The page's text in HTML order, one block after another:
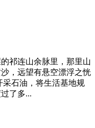
祁连山余脉里，那里山
，远望有悬空漂浮之恍
石油，将生活基地规
了多...